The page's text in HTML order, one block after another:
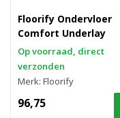
Floorify Ondervloer
Comfort Underlay
Op voorraad, direct
verzonden
Merk: Floorify
96,75